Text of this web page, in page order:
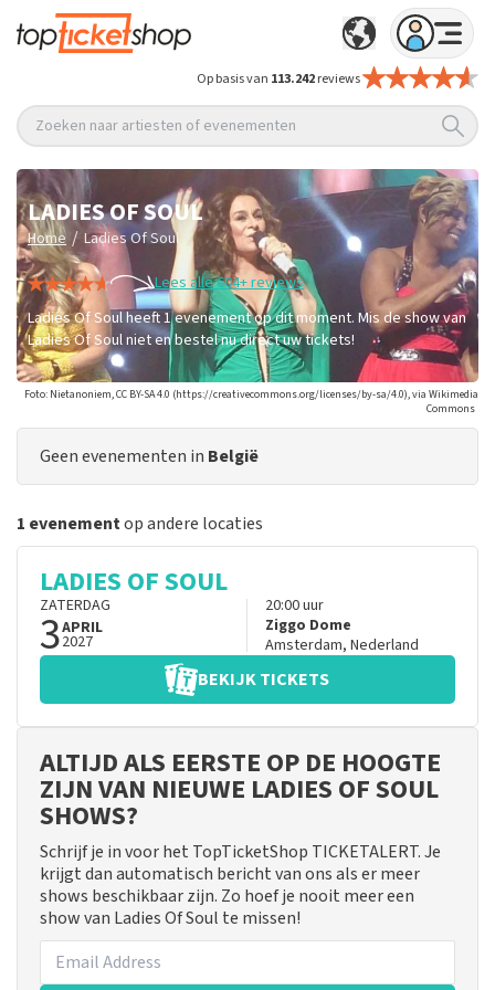
Op basis van 113.242reviews
Zoeken naar artiesten of evenementen
LADIES OF SOUL
Home / Ladies Of Soul
Lees alle 604+ reviews
Ladies Of Soul heeft 1 evenement op dit moment. Mis de show van
Ladies Of Soul niet en bestel nu direct uw tickets!
Foto: Nietanoniem, CC BY-SA 4.0 (https://creativecommons.org/licenses/by-sa/4.0), via Wikimedia
Commons
Geen evenementen in België
1 evenementop andere locaties
LADIES OF SOUL
ZATERDAG
3APRIL
2027
20:00uur
Ziggo Dome
Amsterdam, Nederland
BEKIJK TICKETS
ALTIJD ALS EERSTE OP DE HOOGTE
ZIJN VAN NIEUWE LADIES OF SOUL
SHOWS?
Schrijf je in voor het TopTicketShop TICKETALERT. Je
krijgt dan automatisch bericht van ons als er meer
shows beschikbaar zijn. Zo hoef je nooit meer een
show van Ladies Of Soul te missen!